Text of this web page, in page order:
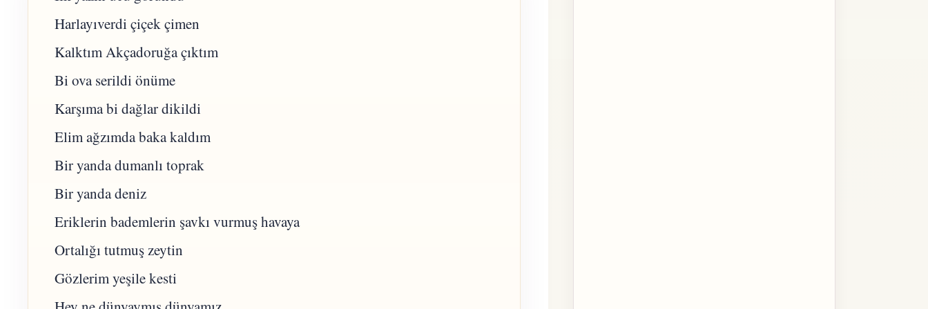
Harlayıverdi çiçek çimen
Kalktım Akçadoruğa çıktım
Bi ova serildi önüme
Karşıma bi dağlar dikildi
Elim ağzımda baka kaldım
Bir yanda dumanlı toprak
Bir yanda deniz
Eriklerin bademlerin şavkı vurmuş havaya
Ortalığı tutmuş zeytin
Gözlerim yeşile kesti